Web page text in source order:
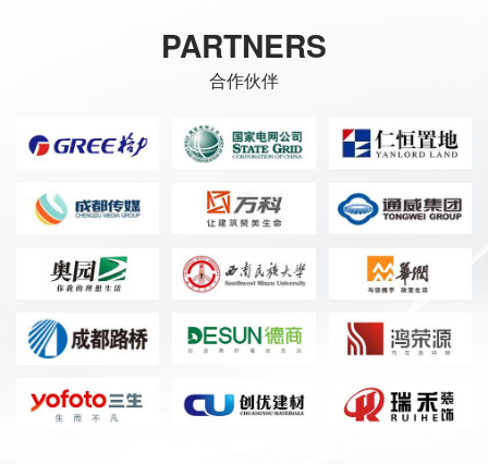
PARTNERS
合作伙伴